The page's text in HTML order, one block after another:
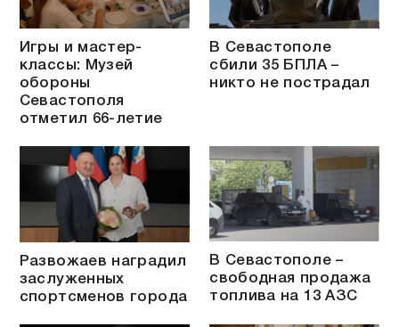
Игры и мастер-
классы: Музей
обороны
Севастополя
отметил 66-летие
В Севастополе
сбили 35 БПЛА –
никто не пострадал
Развожаев наградил
заслуженных
спортсменов города
В Севастополе –
свободная продажа
топлива на 13 АЗС